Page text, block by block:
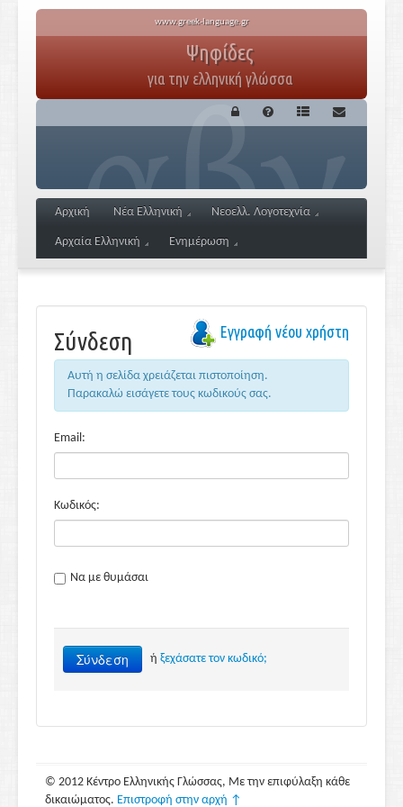
www.greek-language.gr
Ψηφίδες
για την ελληνική γλώσσα
Αρχική Νέα Ελληνική Νεοελλ. Λογοτεχνία
Αρχαία Ελληνική Ενημέρωση
Σύνδεση Εγγραφή νέου χρήστη
Αυτή η σελίδα χρειάζεται πιστοποίηση.
Παρακαλώ εισάγετε τους κωδικούς σας.
Email:
Κωδικός:
Να με θυμάσαι
Σύνδεση ή ξεχάσατε τον κωδικό;
© 2012 Κέντρο Ελληνικής Γλώσσας, Με την επιφύλαξη κάθε
δικαιώματος. Επιστροφή στην αρχή ↑